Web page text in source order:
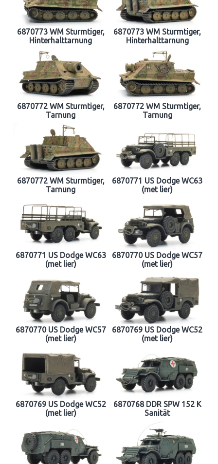
6870773 WM Sturmtiger,
Hinterhalttarnung
6870773 WM Sturmtiger,
Hinterhalttarnung
6870772 WM Sturmtiger,
Tarnung
6870772 WM Sturmtiger,
Tarnung
6870772 WM Sturmtiger,
Tarnung
6870771 US Dodge WC63
(met lier)
6870771 US Dodge WC63
(met lier)
6870770 US Dodge WC57
(met lier)
6870770 US Dodge WC57
(met lier)
6870769 US Dodge WC52
(met lier)
6870769 US Dodge WC52
(met lier)
6870768 DDR SPW 152 K
Sanität